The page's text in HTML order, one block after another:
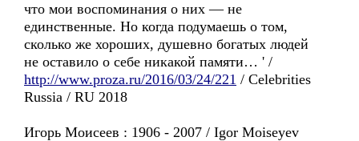
что мои воспоминания о них — не
единственные. Но когда подумаешь о том,
сколько же хороших, душевно богатых людей
не оставило о себе никакой памяти… ' /
http://www.proza.ru/2016/03/24/221 / Celebrities
Russia / RU 2018
Игорь Моисеев : 1906 - 2007 / Igor Moiseyev